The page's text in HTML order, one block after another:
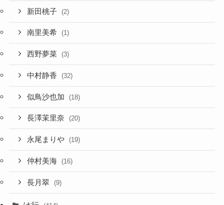
新田桃子 (2)
南里美希 (1)
西野夢菜 (3)
中村静香 (32)
似鳥沙也加 (18)
長澤茉里奈 (20)
永尾まりや (19)
仲村美海 (16)
長月翠 (9)